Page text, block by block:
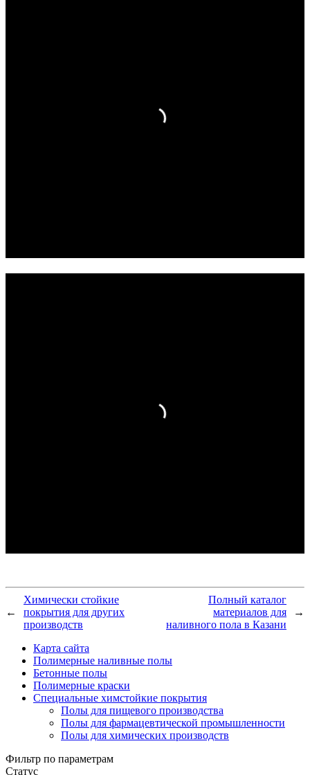
←
Химически стойкие
покрытия для других
производств
Полный каталог
материалов для
наливного пола в Казани
→
Карта сайта
Полимерные наливные полы
Бетонные полы
Полимерные краски
Специальные химстойкие покрытия
Полы для пищевого производства
Полы для фармацевтической промышленности
Полы для химических производств
Фильтр по параметрам
Статус